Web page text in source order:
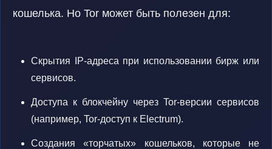
кошелька. Но Tor может быть полезен для:
Скрытия IP-адреса при использовании бирж или
сервисов.
Доступа к блокчейну через Tor-версии сервисов
(например, Tor-доступ к Electrum).
Создания «торчатых» кошельков, которые не